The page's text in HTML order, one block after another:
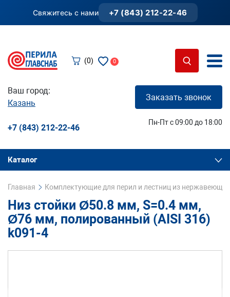
Свяжитесь с нами +7 (843) 212-22-46
(0) 0
Ваш город:
Казань
Заказать звонок
+7 (843) 212-22-46
Пн-Пт с 09:00 до 18:00
Каталог
Главная Комплектующие для перил и лестниц из
Низ стойки Ø50.8 мм, S=0.4 мм,
Ø76 мм, полированный (AISI 316)
k091-4